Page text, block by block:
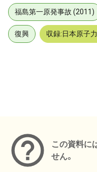
福島第一原発事故 (2011)
復興 収録:日本原子
この資料に
せん。